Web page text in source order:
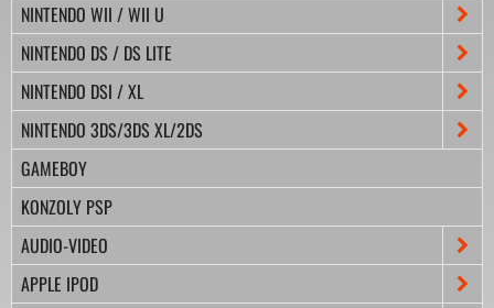
NINTENDO WII / WII U
NINTENDO DS / DS LITE
NINTENDO DSI / XL
NINTENDO 3DS/3DS XL/2DS
GAMEBOY
KONZOLY PSP
AUDIO-VIDEO
APPLE IPOD